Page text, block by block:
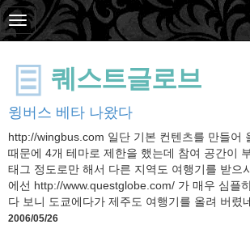
퀘스트글로브
윙버스 베타 나왔다
http://wingbus.com 일단 기본 컨텐츠를 만들어
때문에 4개 테마로 제한을 했는데 참여 공간이
태그 정도로만 해서 다른 지역도 여행기를 받으
에선 http://www.questglobe.com/ 가 매우 심플
다 보니 도쿄에다가 제주도 여행기를 올려 버렸
2006/05/26